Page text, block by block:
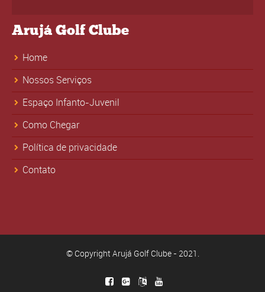
Arujá Golf Clube
Home
Nossos Serviços
Espaço Infanto-Juvenil
Como Chegar
Política de privacidade
Contato
© Copyright Arujá Golf Clube - 2021.